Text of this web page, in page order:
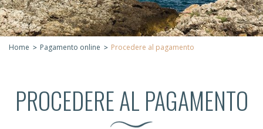
Home Pagamento online Procedere al pagamento
PROCEDERE AL PAGAMENTO